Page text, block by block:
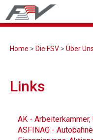
Home > Die FSV > Über Uns
Links
AK -
ASFINAG -